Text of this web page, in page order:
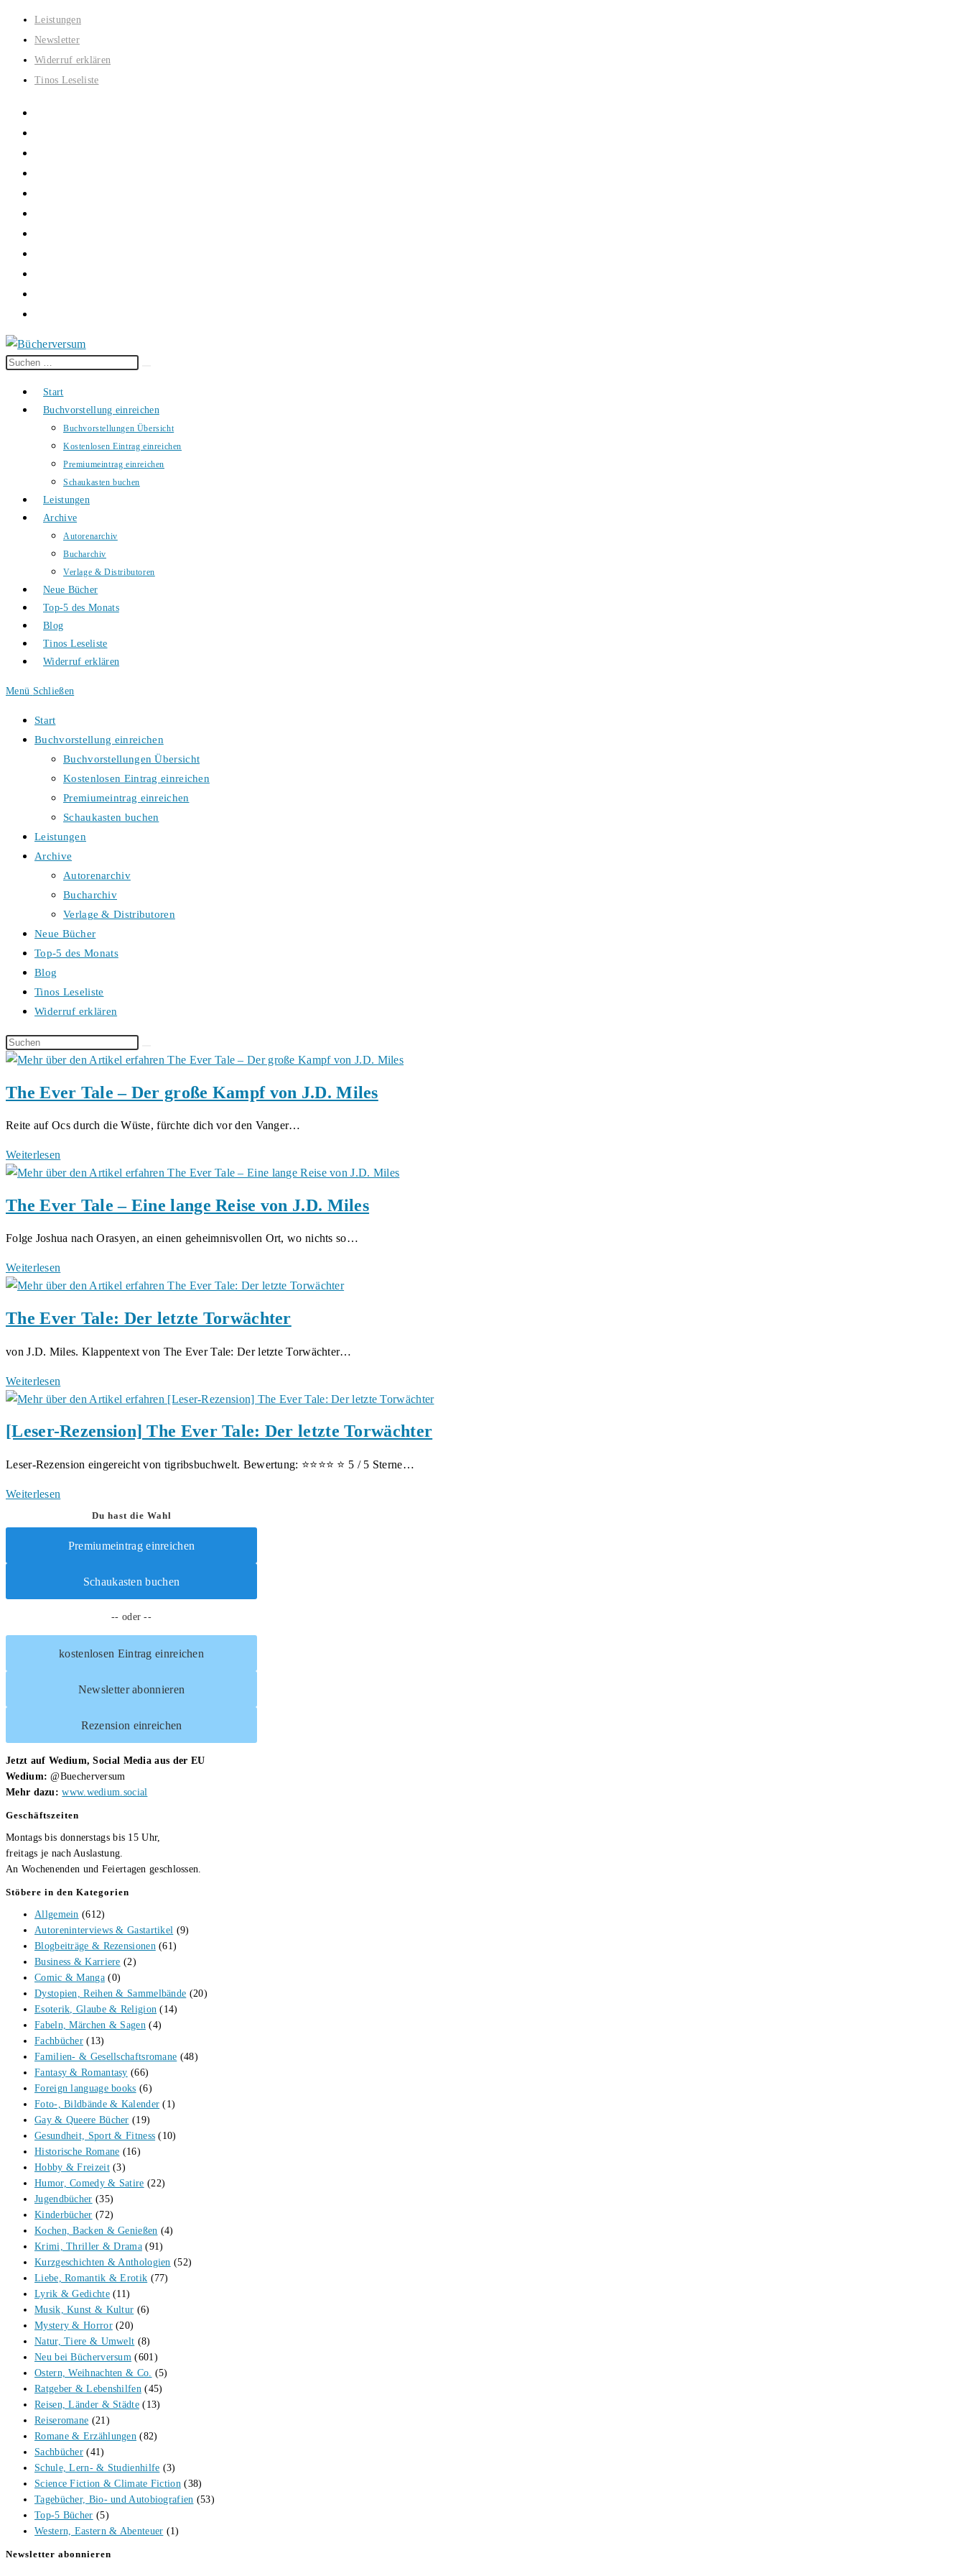
Zum
Inhalt
springen
Leistungen
Newsletter
Widerruf erklären
Tinos Leseliste
Diese
durchsuchen
Start
Buchvorstellung einreichen
Buchvorstellungen Übersicht
Kostenlosen Eintrag einreichen
Premiumeintrag einreichen
Schaukasten buchen
Leistungen
Archive
Autorenarchiv
Bucharchiv
Verlage & Distributoren
Neue Bücher
Top-5 des Monats
Blog
Tinos Leseliste
Widerruf erklären
Menü Schließen
Start
Buchvorstellung einreichen
Buchvorstellungen Übersicht
Kostenlosen Eintrag einreichen
Premiumeintrag einreichen
Schaukasten buchen
Leistungen
Archive
Autorenarchiv
Bucharchiv
Verlage & Distributoren
Neue Bücher
Top-5 des Monats
Blog
Tinos Leseliste
Widerruf erklären
Diese
Website
The Ever Tale – Der große Kampf von J.D. Miles
Reite auf Ocs durch die Wüste, fürchte dich vor den Vanger…
Weiterlesen
Ever
–
große
von
Miles
The Ever Tale – Eine lange Reise von J.D. Miles
Folge Joshua nach Orasyen, an einen geheimnisvollen Ort, wo nichts so…
Weiterlesen
Ever
–
lange
von
Miles
The Ever Tale: Der letzte Torwächter
von J.D. Miles. Klappentext von The Ever Tale: Der letzte Torwächter…
Weiterlesen
Ever
Der
Torwächter
[Leser-Rezension] The Ever Tale: Der letzte Torwächter
Leser-Rezension eingereicht von tigribsbuchwelt. Bewertung: ⭐⭐⭐⭐ ⭐ 5 / 5 Sterne…
Weiterlesen
Rezension]
The
Ever
letzte
Torwächter
Du hast die Wahl
Premiumeintrag einreichen
Schaukasten buchen
-- oder --
kostenlosen Eintrag einreichen
Newsletter abonnieren
Rezension einreichen
Jetzt auf Wedium, Social Media aus der EU
Wedium: @Buecherversum
Mehr dazu: www.wedium.social
Geschäftszeiten
Montags bis donnerstags bis 15 Uhr,
freitags je nach Auslastung.
An Wochenenden und Feiertagen geschlossen.
Stöbere in den Kategorien
Allgemein (612)
Autoreninterviews & Gastartikel (9)
Blogbeiträge & Rezensionen (61)
Business & Karriere (2)
Comic & Manga (0)
Dystopien, Reihen & Sammelbände (20)
Esoterik, Glaube & Religion (14)
Fabeln, Märchen & Sagen (4)
Fachbücher (13)
Familien- & Gesellschaftsromane (48)
Fantasy & Romantasy (66)
Foreign language books (6)
Foto-, Bildbände & Kalender (1)
Gay & Queere Bücher (19)
Gesundheit, Sport & Fitness (10)
Historische Romane (16)
Hobby & Freizeit (3)
Humor, Comedy & Satire (22)
Jugendbücher (35)
Kinderbücher (72)
Kochen, Backen & Genießen (4)
Krimi, Thriller & Drama (91)
Kurzgeschichten & Anthologien (52)
Liebe, Romantik & Erotik (77)
Lyrik & Gedichte (11)
Musik, Kunst & Kultur (6)
Mystery & Horror (20)
Natur, Tiere & Umwelt (8)
Neu bei Bücherversum (601)
Ostern, Weihnachten & Co. (5)
Ratgeber & Lebenshilfen (45)
Reisen, Länder & Städte (13)
Reiseromane (21)
Romane & Erzählungen (82)
Sachbücher (41)
Schule, Lern- & Studienhilfe (3)
Science Fiction & Climate Fiction (38)
Tagebücher, Bio- und Autobiografien (53)
Top-5 Bücher (5)
Western, Eastern & Abenteuer (1)
Newsletter abonnieren